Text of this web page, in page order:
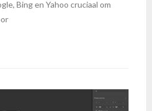
Bing en Yahoo cruciaal om